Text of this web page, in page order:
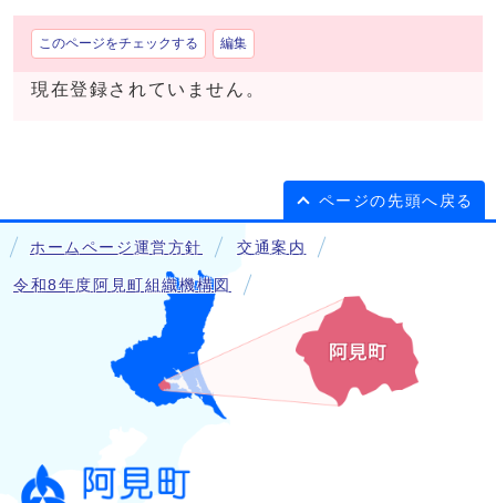
このページをチェックする 編集
現在登録されていません。
ページの先頭へ戻る
ホームページ運営方針 交通案内
令和8年度阿見町組織機構図